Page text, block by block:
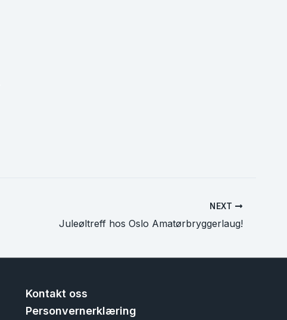
NEXT
Juleøltreff hos Oslo Amatørbryggerlaug!
Kontakt oss
Personvernerklæring